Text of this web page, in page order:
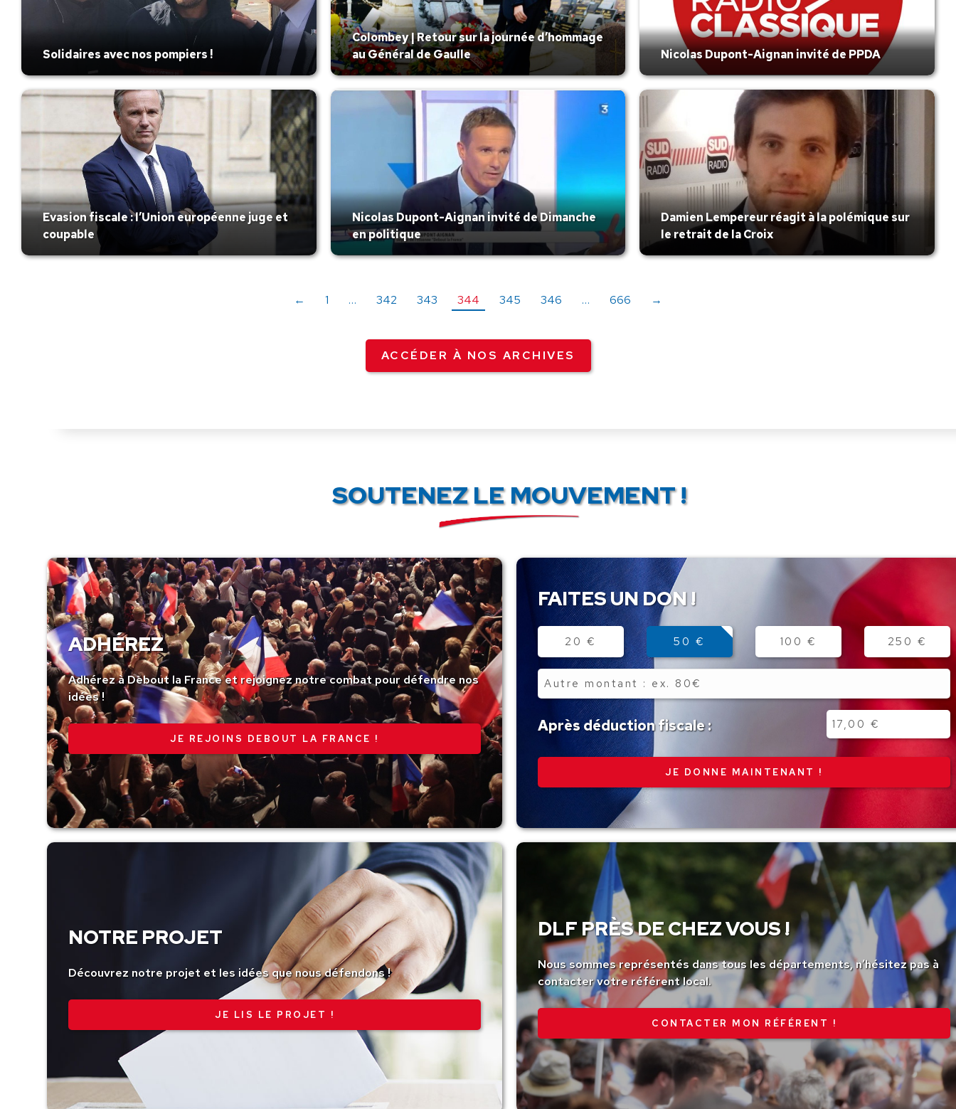
Solidaires avec nos pompiers !
Colombey | Retour sur la journée d’hommage
au Général de Gaulle
Nicolas Dupont-Aignan invité de PPDA
Evasion fiscale : l’Union européenne juge et
coupable
Nicolas Dupont-Aignan invité de Dimanche
en politique
Damien Lempereur réagit à la polémique sur
le retrait de la Croix
← 1 … 342 343 344 345 346 … 666 →
ACCÉDER À NOS ARCHIVES
SOUTENEZ LE MOUVEMENT !
ADHÉREZ
Adhérez à Debout la France et rejoignez notre combat pour défendre nos
idées !
JE REJOINS DEBOUT LA FRANCE !
FAITES UN DON !
Montant
20 € 50 € 100 € 250 €
Autre
montant
Après déduction fiscale :
NOTRE PROJET
Découvrez notre projet et les idées que nous défendons !
JE LIS LE PROJET !
DLF PRÈS DE CHEZ VOUS !
Nous sommes représentés dans tous les départements, n’hésitez pas à
contacter votre référent local.
CONTACTER MON RÉFÉRENT !